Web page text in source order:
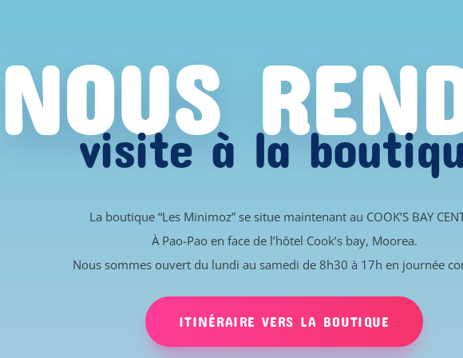
NOUS
visite à la
La boutique “Les Minimoz” se situe maintenant au COOK’S BAY
À Pao-Pao en face de l’hôtel Cook’s bay, Moorea.
Nous sommes ouvert du lundi au samedi de 8h30 à 17h en journée
ITINÉRAIRE VERS LA BOUTIQUE